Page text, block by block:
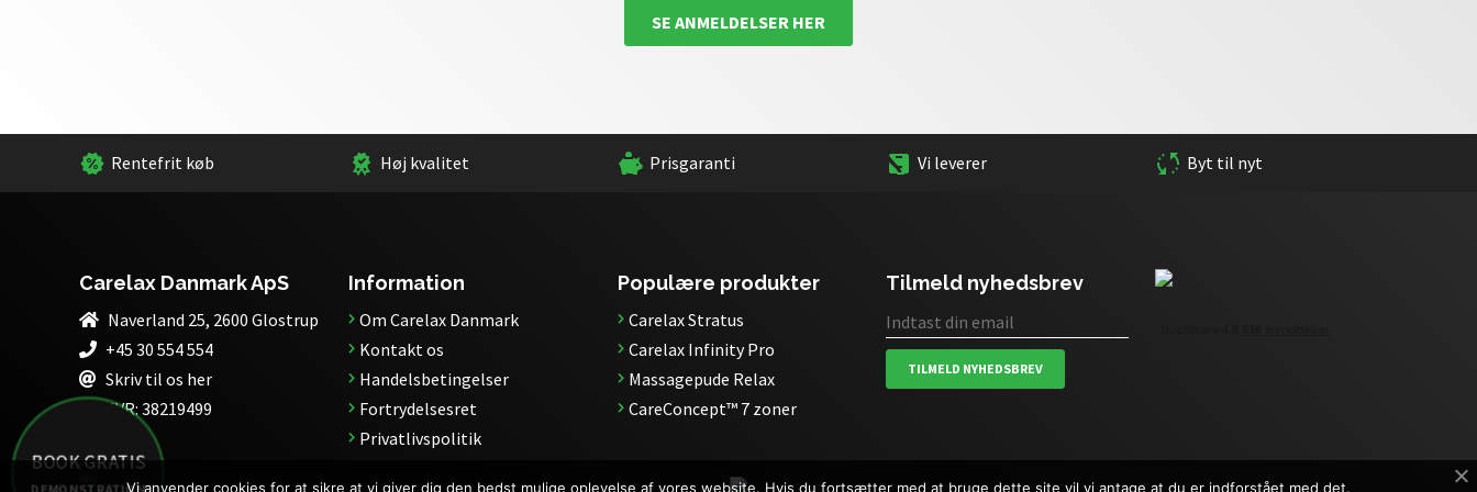
SE ANMELDELSER HER
Rentefrit køb Høj kvalitet Prisgaranti Vi leverer Byt til nyt
Carelax Danmark ApS
Naverland 25, 2600 Glostrup
+45 30 554 554
Skriv til os her
CVR:38219499
Information
Om Carelax Danmark
Kontakt os
Handelsbetingelser
Fortrydelsesret
Privatlivspolitik
Populære produkter
Carelax Stratus
Carelax Infinity Pro
Massagepude Relax
CareConcept™ 7 zoner
Tilmeld nyhedsbrev
TILMELD NYHEDSBREV
BOOK GRATIS
Vi anvender cookies for at sikre at vi giver dig den bedst mulige oplevelse af vores website. Hvis du fortsætter med at bruge dette site vil vi antage at du er indforstået med det.